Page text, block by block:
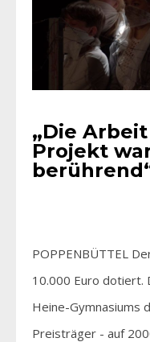
„Die
Projekt
POPPENBÜTTEL
10.000 Euro dotiert.
Heine-Gymnasiums
Preisträger - auf